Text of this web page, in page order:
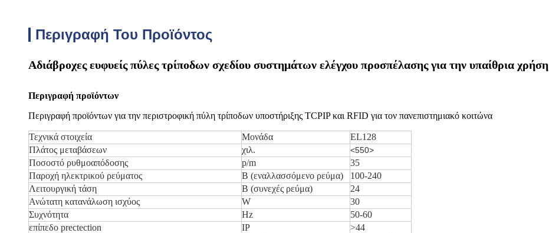
Περιγραφή Του Προϊόντος
Αδιάβροχες ευφυείς πύλες τρίποδων σχεδίου συστημάτων ελέγχου προσπέλασης για την υπαίθρια χρήση
Περιγραφή προϊόντων
Περιγραφή προϊόντων για την περιστροφική πύλη τρίποδων υποστήριξης TCPIP και RFID για τον πανεπιστημιακό κοιτώνα
Τεχνικά στοιχεία Μονάδα
EL128
Πλάτος μεταβάσεων
χιλ. <550>
Ποσοστό ρυθμοαπόδοσης p/m
35
Παροχή ηλεκτρικού ρεύματος
Β (εναλλασσόμενο ρεύμα)
100-240
Λειτουργική τάση
Β (συνεχές ρεύμα)
24
Ανώτατη κατανάλωση ισχύος
W
30
Συχνότητα
Hz
50-60
επίπεδο prectection
IP
>44